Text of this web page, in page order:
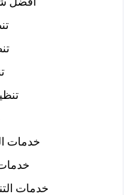
خدمات
خدمات